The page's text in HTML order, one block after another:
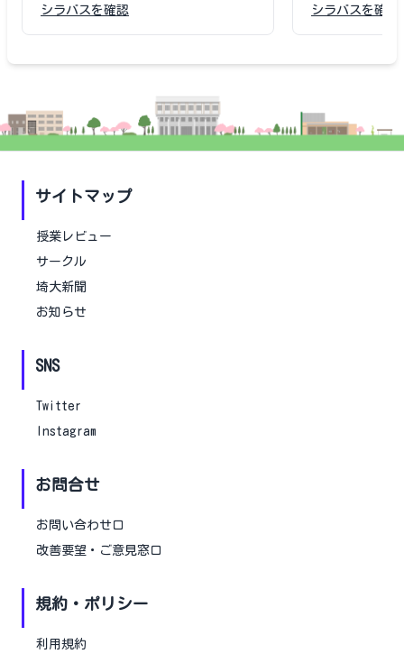
シラバスを確認
シラバスを確認
サイトマップ
授業レビュー
サークル
埼大新聞
お知らせ
SNS
Twitter
Instagram
お問合せ
お問い合わせ口
改善要望・ご意見窓口
規約・ポリシー
利用規約